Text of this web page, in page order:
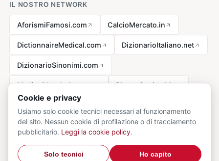
IL NOSTRO NETWORK
AforismiFamosi.com CalcioMercato.in
DictionnaireMedical.com DizionarioItaliano.net
DizionarioSinonimi.com
MedicalVocabulary.org RicetteCucina.biz
Avviso legale ai sensi della legge n. 62 del 07.03.2001
© 2026 VocabolarioMedico.com - tutti i diritti riservati. Privacy
Cookie e privacy
Usiamo solo cookie tecnici necessari al funzionamento
del sito. Nessun cookie di profilazione o di tracciamento
pubblicitario. Leggi la cookie policy.
Solo tecnici Ho capito